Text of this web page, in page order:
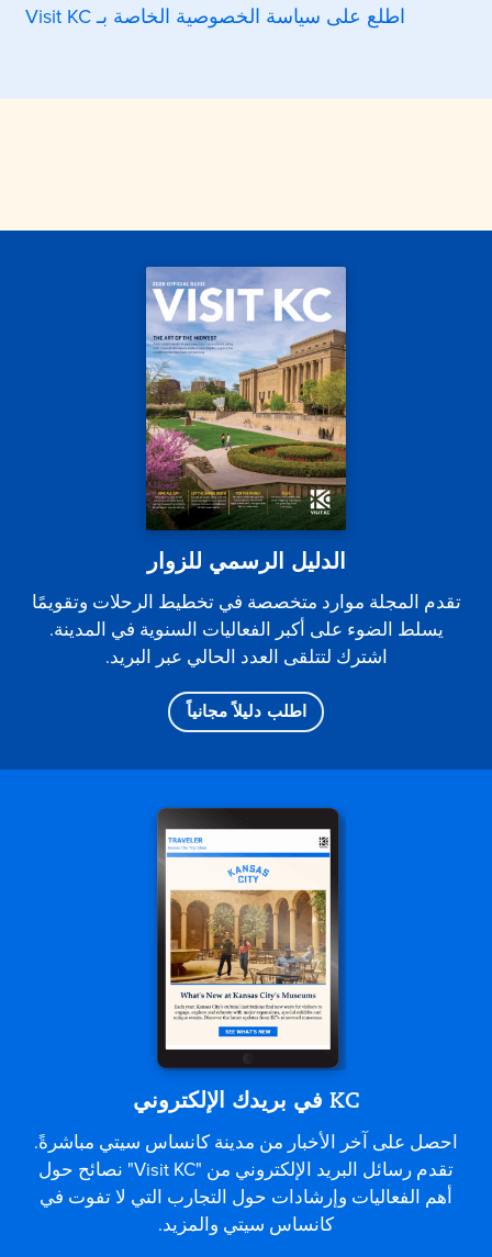
اطلع على سياسة الخصوصية الخاصة بـ Visit KC
الدليل الرسمي للزوار
تقدم المجلة موارد متخصصة في تخطيط الرحلات وتقويمًا
يسلط الضوء على أكبر الفعاليات السنوية في المدينة.
اشترك لتتلقى العدد الحالي عبر البريد.
اطلب دليلاً مجانياً
KC في بريدك الإلكتروني
احصل على آخر الأخبار من مدينة كانساس سيتي مباشرةً.
تقدم رسائل البريد الإلكتروني من "Visit KC" نصائح حول
أهم الفعاليات وإرشادات حول التجارب التي لا تفوت في
كانساس سيتي والمزيد.